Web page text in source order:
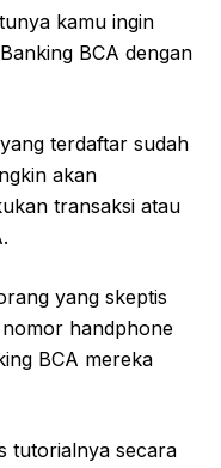
kamu ingin
BCA dengan
terdaftar sudah
akan
transaksi atau
yang skeptis
handphone
BCA mereka
tutorialnya secara